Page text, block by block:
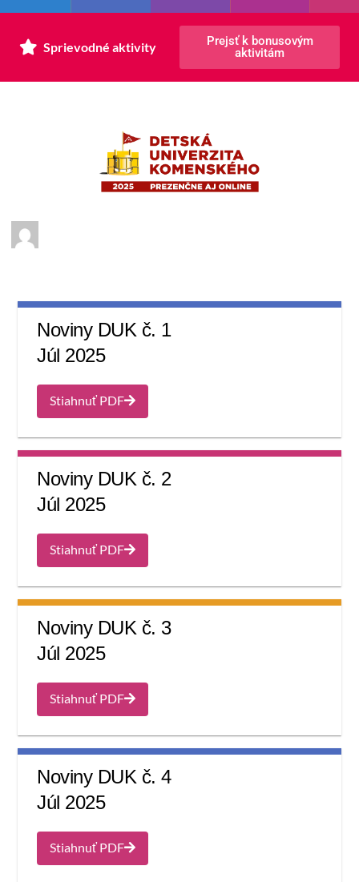
Sprievodné aktivity
Prejsť k bonusovým
aktivitám
Noviny DUK č. 1
Júl 2025
Stiahnuť PDF
Noviny DUK č. 2
Júl 2025
Stiahnuť PDF
Noviny DUK č. 3
Júl 2025
Stiahnuť PDF
Noviny DUK č. 4
Júl 2025
Stiahnuť PDF